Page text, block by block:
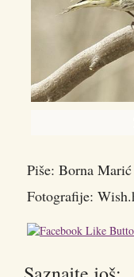
Piše: Borna Marić
Fotografije: